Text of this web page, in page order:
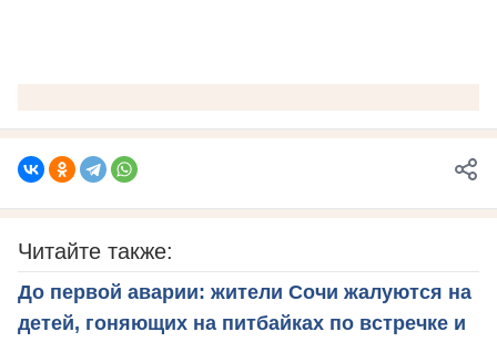
Читайте также:
До первой аварии: жители Сочи жалуются на
детей, гоняющих на питбайках по встречке и